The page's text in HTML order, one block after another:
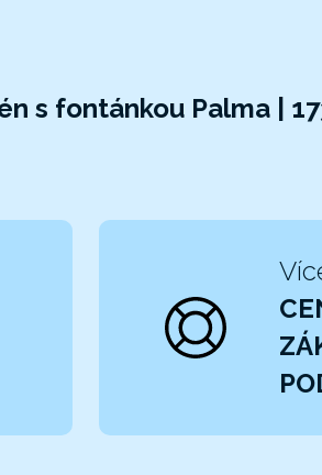
s fontánkou Palma |